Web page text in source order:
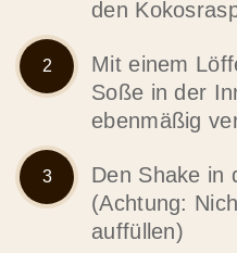
den
Mit einem
Soße in der
ebenmäßig
Den Shake in
(Achtung:
auffüllen)